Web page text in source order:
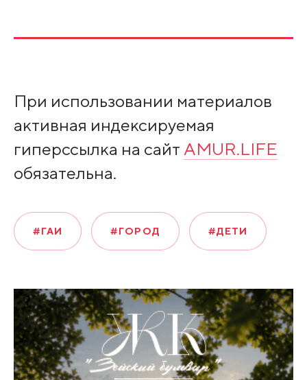
При использовании материалов
активная индексируемая
гиперссылка на сайт AMUR.LIFE
обязательна.
#ГАИ #ГОРОД #ДЕТИ